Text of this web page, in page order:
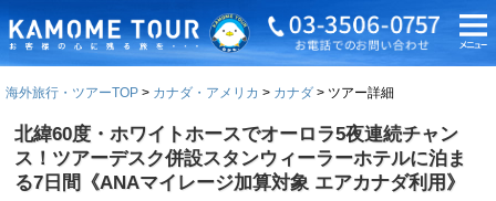
海外旅行・ツアーTOP カナダ・アメリカ カナダ ツアー詳細
北緯60度・ホワイトホースでオーロラ5夜連続チャン
ス！ツアーデスク併設スタンウィーラーホテルに泊ま
る7日間《ANAマイレージ加算対象 エアカナダ利用》